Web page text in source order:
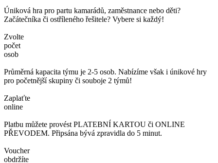
Úniková hra pro partu kamarádů, zaměstnance nebo děti?
Začátečníka či ostříleného řešitele? Vybere si každý!
Zvolte
počet
osob
Průměrná kapacita týmu je 2-5 osob. Nabízíme však i únikové hry
pro početnější skupiny či souboje 2 týmů!
Zaplaťte
online
Platbu můžete provést PLATEBNÍ KARTOU či ONLINE
PŘEVODEM. Připsána bývá zpravidla do 5 minut.
Voucher
obdržíte